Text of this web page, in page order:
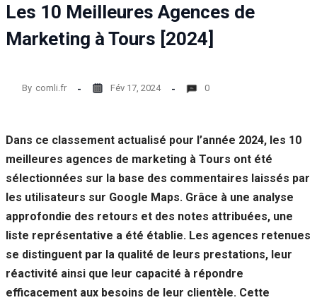
Les 10 Meilleures Agences de
Marketing à Tours [2024]
By comli.fr Fév 17, 2024 0
Dans ce classement actualisé pour l’année 2024, les 10
meilleures agences de marketing à Tours ont été
sélectionnées sur la base des commentaires laissés par
les utilisateurs sur Google Maps. Grâce à une analyse
approfondie des retours et des notes attribuées, une
liste représentative a été établie. Les agences retenues
se distinguent par la qualité de leurs prestations, leur
réactivité ainsi que leur capacité à répondre
efficacement aux besoins de leur clientèle. Cette
de la façon
dont le site
Web est
utilisé.
Experience
aussi bien que
possible lors
de votre visite.
Si vous
refusez ces
cookies,
fonctionnalités
disparaîtront
du site Web.